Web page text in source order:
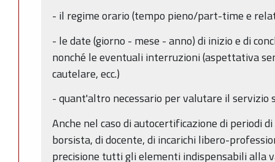
- il regime orario (tempo pieno/part-time e
- le date (giorno - mese - anno) di inizio e di
nonché le eventuali interruzioni (aspettativa
cautelare, ecc.)
- quant'altro necessario per valutare il servizio
Anche nel caso di autocertificazione di periodi
borsista, di docente, di incarichi libero-
precisione tutti gli elementi indispensabili alla